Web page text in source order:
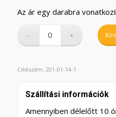
Az ár egy darabra
Cikkszám: 201-01-14-1
Szállítási információk
Amennyiben délelőtt 10